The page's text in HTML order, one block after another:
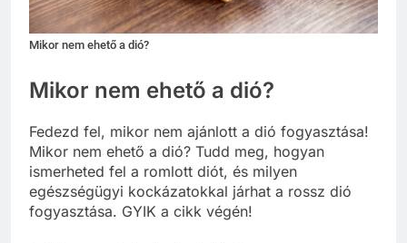
Mikor nem ehető a dió?
Mikor nem ehető a dió?
Fedezd fel, mikor nem ajánlott a dió fogyasztása!
Mikor nem ehető a dió? Tudd meg, hogyan
ismerheted fel a romlott diót, és milyen
egészségügyi kockázatokkal járhat a rossz dió
fogyasztása. GYIK a cikk végén!